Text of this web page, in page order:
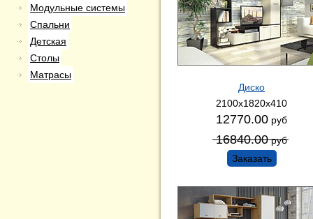
Модульные системы
Спальни
Детская
Столы
Матрасы
Диско
2100х1820х410
12770.00 руб
16840.00 руб
Заказать